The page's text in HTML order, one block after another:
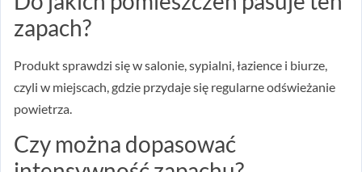
zapach?
Produkt sprawdzi się w salonie, sypialni, łazience i biurze,
czyli w miejscach, gdzie przydaje się regularne odświeżanie
powietrza.
Czy można dopasować